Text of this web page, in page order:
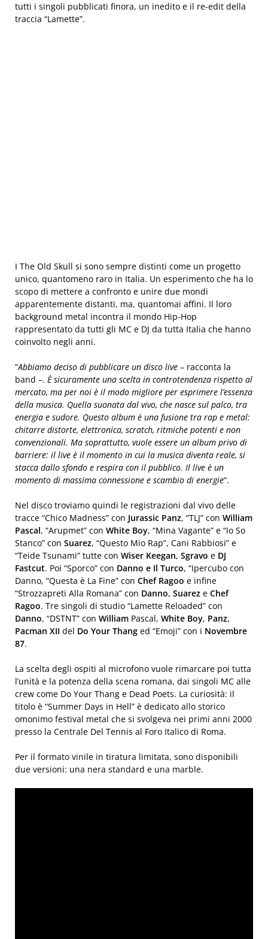
tutti i singoli pubblicati finora, un inedito e il re-edit della
traccia “Lamette”.
I The Old Skull si sono sempre distinti come un progetto
unico, quantomeno raro in Italia. Un esperimento che ha lo
scopo di mettere a confronto e unire due mondi
apparentemente distanti, ma, quantomai affini. Il loro
background metal incontra il mondo Hip-Hop
rappresentato da tutti gli MC e DJ da tutta Italia che hanno
coinvolto negli anni.
“Abbiamo deciso di pubblicare un disco live – racconta la
band –. È sicuramente una scelta in controtendenza rispetto al
mercato, ma per noi è il modo migliore per esprimere l’essenza
della musica. Quella suonata dal vivo, che nasce sul palco, tra
energia e sudore. Questo album è una fusione tra rap e metal:
chitarre distorte, elettronica, scratch, ritmiche potenti e non
convenzionali. Ma soprattutto, vuole essere un album privo di
barriere: il live è il momento in cui la musica diventa reale, si
stacca dallo sfondo e respira con il pubblico. Il live è un
momento di massima connessione e scambio di energie“.
Nel disco troviamo quindi le registrazioni dal vivo delle
tracce “Chico Madness” con Jurassic Panz, “TLJ” con William
Pascal, “Arupmet” con White Boy, “Mina Vagante” e “Io So
Stanco” con Suarez, “Questo Mio Rap”, Cani Rabbiosi” e
“Teide Tsunami” tutte con Wiser Keegan, Sgravo e DJ
Fastcut. Poi “Sporco” con Danno e Il Turco, “Ipercubo con
Danno, “Questa è La Fine” con Chef Ragoo e infine
“Strozzapreti Alla Romana” con Danno, Suarez e Chef
Ragoo. Tre singoli di studio “Lamette Reloaded” con
Danno, “DSTNT” con William Pascal, White Boy, Panz,
Pacman XII del Do Your Thang ed “Emoji” con i Novembre
87.
La scelta degli ospiti al microfono vuole rimarcare poi tutta
l’unità e la potenza della scena romana, dai singoli MC alle
crew come Do Your Thang e Dead Poets. La curiosità: il
titolo è “Summer Days in Hell” è dedicato allo storico
omonimo festival metal che si svolgeva nei primi anni 2000
presso la Centrale Del Tennis al Foro Italico di Roma.
Per il formato vinile in tiratura limitata, sono disponibili
due versioni: una nera standard e una marble.